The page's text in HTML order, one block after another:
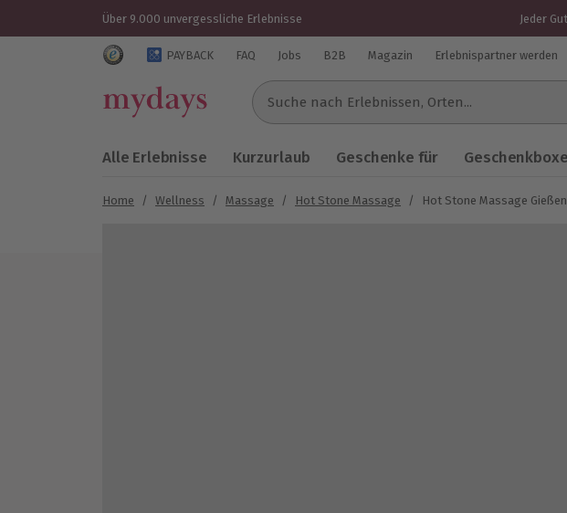
Über 9.000 unvergessliche Erlebnisse Jeder
Trustedshops Bewertungen für mydays.de
PAYBACK FAQ Jobs B2B Magazin Erlebnispartner werden
Suche nach Erlebnissen...
Alle Erlebnisse Kurzurlaub Geschenke für
Home / Wellness / Massage / Hot Stone Massage / Hot Stone Massage Gießen